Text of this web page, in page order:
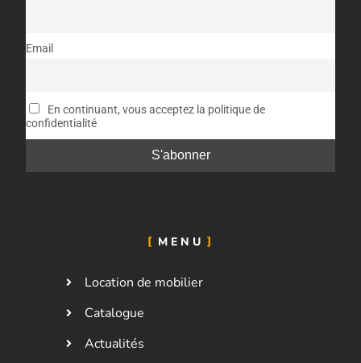
Email
En continuant, vous acceptez la politique de
confidentialité
MENU
Location de mobilier
Catalogue
Actualités